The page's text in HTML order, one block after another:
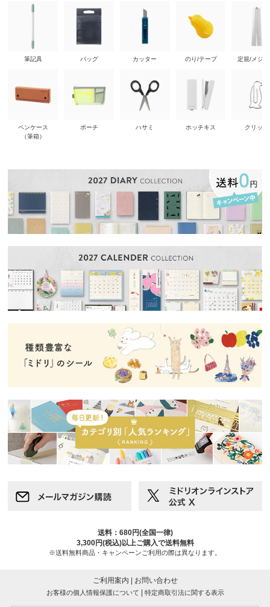
筆記具
ペンケース
（筆箱）
バッグ
ポーチ
カッター
ハサミ
のり/テープ
ホッチキス
定規/メジ
クリップ
送料：680円(全国一律)
3,300円(税込)以上ご購入で送料無料
※送料無料商品・キャンペーンご利用の際は異なります。
ご利用案内 お問い合わせ
お客様の個人情報保護について 特定商取引法に関する表示